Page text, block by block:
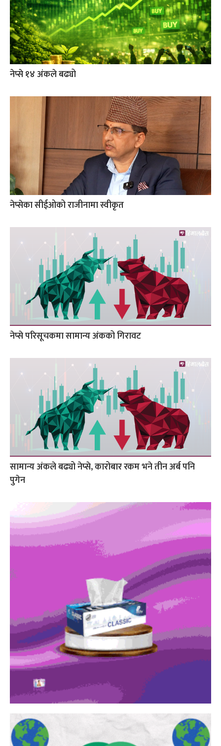
नेप्से १४ अंकले बढ्यो
नेप्सेका सीईओको राजीनामा स्वीकृत
नेप्से परिसूचकमा सामान्य अंकको गिरावट
सामान्य अंकले बढ्यो नेप्से, कारोबार रकम भने तीन अर्ब पनि
पुगेन